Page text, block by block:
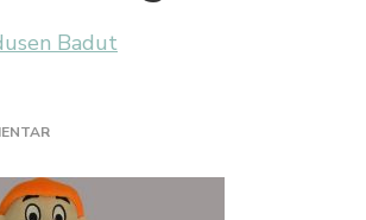
Badut
PADA
PEMBUATAN
BADUT